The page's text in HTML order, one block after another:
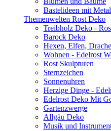
Bastelideen mit
Themenwelten Rost Deko
Treibholz Deko -
Barock Deko
Hexen, Elfen,
Wohnen - Edelrost
Rost Skulpturen
Sternzeichen
Sonnenuhren
Herzige Dinge -
Edelrost Deko Mit
Gartenzwerge
Allgäu Deko
Musik und